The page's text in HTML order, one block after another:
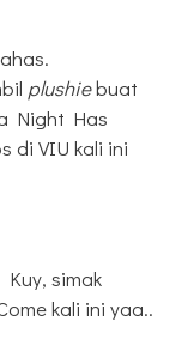
plushiebuat
Night Has
di VIU kali ini
Kuy, simak
kali ini yaa..